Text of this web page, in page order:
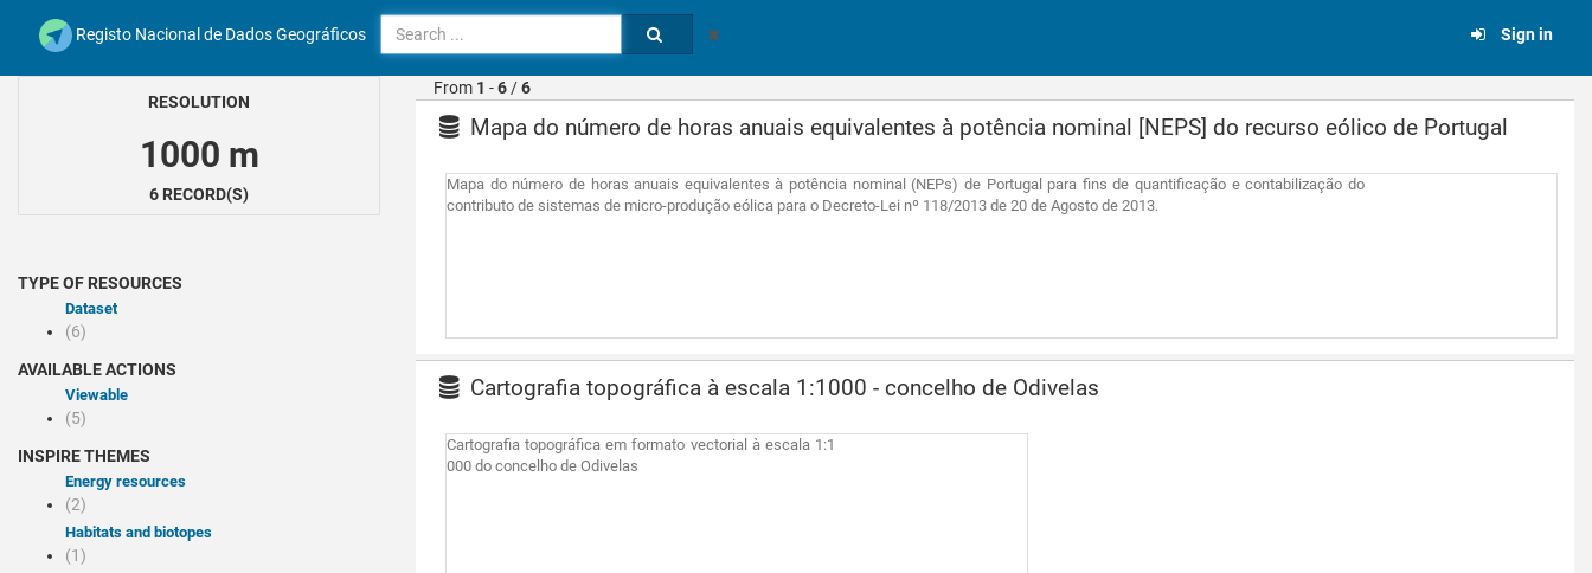
Registo Nacional de Dados Geográficos Sign in
RESOLUTION
1000 m
6 RECORD(S)
TYPE OF RESOURCES
Dataset
(6)
AVAILABLE ACTIONS
Viewable
(5)
INSPIRE THEMES
Energy resources
(2)
Habitats and biotopes
(1)
From 1 -6 /6
Mapa do número de horas anuais equivalentes à potência nominal [NEPS] do recurso eólico de Portugal
Mapa do número de horas anuais equivalentes à potência nominal (NEPs) de Portugal para fins de quantificação e contabilização do
contributo de sistemas de micro-produção eólica para o Decreto-Lei nº 118/2013 de 20 de Agosto de 2013.
Cartografia topográfica à escala 1:1000 - concelho de Odivelas
Cartografia topográfica em formato vectorial à escala 1:1
000 do concelho de Odivelas